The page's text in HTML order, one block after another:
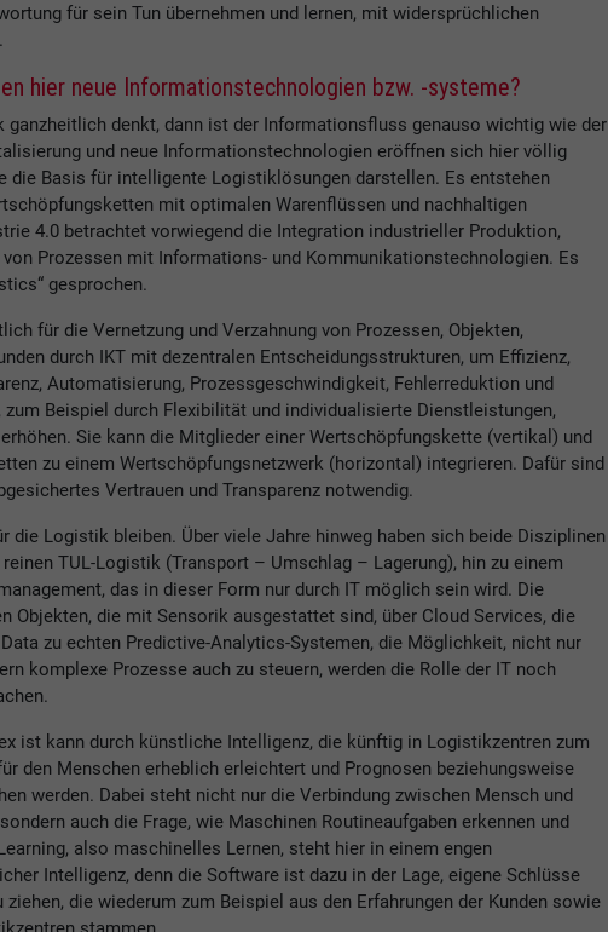
für sein Tun übernehmen und lernen, mit widersprüchlichen
hier neue Informationstechnologien bzw. -systeme?
ganzheitlich denkt, dann ist der Informationsfluss genauso wichtig wie der
und neue Informationstechnologien eröffnen sich hier völlig
die Basis für intelligente Logistiklösungen darstellen. Es entstehen
mit optimalen Warenflüssen und nachhaltigen
4.0 betrachtet vorwiegend die Integration industrieller Produktion,
Prozessen mit Informations- und Kommunikationstechnologien. Es
gesprochen.
für die Vernetzung und Verzahnung von Prozessen, Objekten,
durch IKT mit dezentralen Entscheidungsstrukturen, um Effizienz,
Automatisierung, Prozessgeschwindigkeit, Fehlerreduktion und
zum Beispiel durch Flexibilität und individualisierte Dienstleistungen,
Sie kann die Mitglieder einer Wertschöpfungskette (vertikal) und
zu einem Wertschöpfungsnetzwerk (horizontal) integrieren. Dafür sind
Vertrauen und Transparenz notwendig.
die Logistik bleiben. Über viele Jahre hinweg haben sich beide Disziplinen
TUL-Logistik (Transport – Umschlag – Lagerung), hin zu einem
das in dieser Form nur durch IT möglich sein wird. Die
Objekten, die mit Sensorik ausgestattet sind, über Cloud Services, die
zu echten Predictive-Analytics-Systemen, die Möglichkeit, nicht nur
komplexe Prozesse auch zu steuern, werden die Rolle der IT noch
ist kann durch künstliche Intelligenz, die künftig in Logistikzentren zum
den Menschen erheblich erleichtert und Prognosen beziehungsweise
werden. Dabei steht nicht nur die Verbindung zwischen Mensch und
auch die Frage, wie Maschinen Routineaufgaben erkennen und
also maschinelles Lernen, steht hier in einem engen
Intelligenz, denn die Software ist dazu in der Lage, eigene Schlüsse
ziehen, die wiederum zum Beispiel aus den Erfahrungen der Kunden sowie